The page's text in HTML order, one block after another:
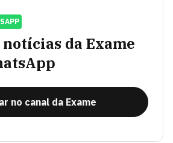
notícias da Exame
no canal da Exame